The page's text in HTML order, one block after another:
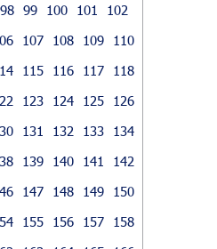
98 99 100 101
102
107 108 109
110
115 116 117
118
123 124 125
126
131 132 133
134
139 140 141
142
147 148 149
150
155 156 157
158